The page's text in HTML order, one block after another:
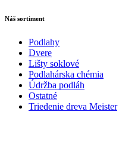
Náš sortiment
Podlahy
Dvere
Lišty soklové
Podlahárska chémia
Údržba podláh
Ostatné
Triedenie dreva Meister